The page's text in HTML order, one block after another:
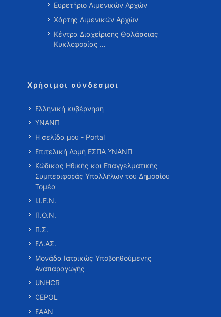
Ευρετήριο Λιμενικών Αρχών
Χάρτης Λιμενικών Αρχών
Κέντρα Διαχείρισης Θαλάσσιας
Κυκλοφορίας …
Χρήσιμοι σύνδεσμοι
Ελληνική κυβέρνηση
ΥΝΑΝΠ
Η σελίδα μου - Portal
Επιτελική Δομή ΕΣΠΑ ΥΝΑΝΠ
Κώδικας Ηθικής και Επαγγελματικής
Συμπεριφοράς Υπαλλήλων του Δημοσίου
Τομέα
Ι.Ι.Ε.Ν.
Π.Ο.Ν.
Π.Σ.
ΕΛ.ΑΣ.
Μονάδα Ιατρικώς Υποβοηθούμενης
Αναπαραγωγής
UNHCR
CEPOL
ΕΑΑΝ